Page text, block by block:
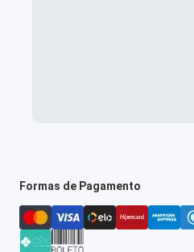
Formas de Pagamento